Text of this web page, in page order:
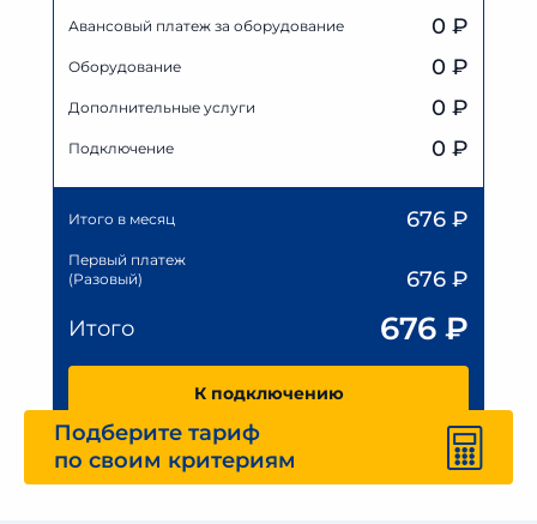
Авансовый платеж за оборудование 0 ₽
Оборудование 0 ₽
Дополнительные услуги 0 ₽
Подключение 0 ₽
Итого в месяц 676 ₽
Первый платеж
(Разовый)
676 ₽
Итого
676 ₽
К подключению
Подберите тариф
по своим критериям